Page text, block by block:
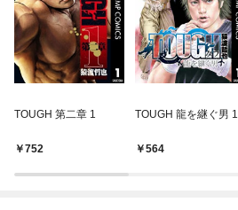
TOUGH 第二章 1
752
TOUGH 龍を継ぐ男 1
564